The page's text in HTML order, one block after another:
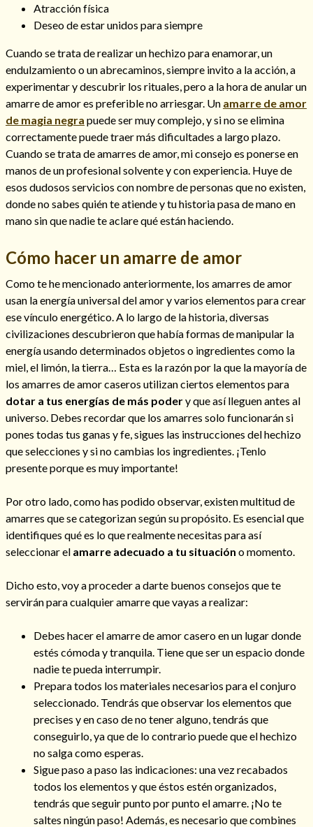
Cómo alejar a la amante de mi esposo
Endulzamiento
Consulta de tarot online
Hechizo de alejamiento
Tu consulta al tarot
Alejamiento(208)
Amarres(145)
Cartomancia(117)
Cómo recuperar a mi ex(190)
Endulzamiento (112)
Hechizo de amor(593)
Infidelidad(104)
Oraciones(3)
Rituales(72)
Tarot online(372)
Atracción física
Deseo de estar unidos para siempre
Cuando se trata de realizar un hechizo para enamorar, un
endulzamiento o un abrecaminos, siempre invito a la acción, a
experimentar y descubrir los rituales, pero a la hora de anular un
amarre de amor es preferible no arriesgar. Un amarre de amor
de magia negra puede ser muy complejo, y si no se elimina
correctamente puede traer más dificultades a largo plazo.
Cuando se trata de amarres de amor, mi consejo es ponerse en
manos de un profesional solvente y con experiencia. Huye de
esos dudosos servicios con nombre de personas que no existen,
donde no sabes quién te atiende y tu historia pasa de mano en
mano sin que nadie te aclare qué están haciendo.
Cómo hacer un amarre de amor
Como te he mencionado anteriormente, los amarres de amor
usan la energía universal del amor y varios elementos para crear
ese vínculo energético. A lo largo de la historia, diversas
civilizaciones descubrieron que había formas de manipular la
energía usando determinados objetos o ingredientes como la
miel, el limón, la tierra… Esta es la razón por la que la mayoría de
los amarres de amor caseros utilizan ciertos elementos para
dotar a tus energías de más podery que así lleguen antes al
universo. Debes recordar que los amarres solo funcionarán si
pones todas tus ganas y fe, sigues las instrucciones del hechizo
que selecciones y si no cambias los ingredientes. ¡Tenlo
presente porque es muy importante!
Por otro lado, como has podido observar, existen multitud de
amarres que se categorizan según su propósito. Es esencial que
identifiques qué es lo que realmente necesitas para así
seleccionar el amarre adecuado a tu situación o momento.
Dicho esto, voy a proceder a darte buenos consejos que te
servirán para cualquier amarre que vayas a realizar:
Debes hacer el amarre de amor casero en un lugar donde
estés cómoda y tranquila. Tiene que ser un espacio donde
nadie te pueda interrumpir.
Prepara todos los materiales necesarios para el conjuro
seleccionado. Tendrás que observar los elementos que
precises y en caso de no tener alguno, tendrás que
conseguirlo, ya que de lo contrario puede que el hechizo
no salga como esperas.
Sigue paso a paso las indicaciones: una vez recabados
todos los elementos y que éstos estén organizados,
tendrás que seguir punto por punto el amarre. ¡No te
saltes ningún paso! Además, es necesario que combines